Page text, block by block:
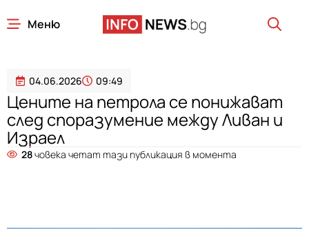
Меню
04.06.2026 09:49
Цените на петрола се понижават
след споразумение между Ливан и
Израел
28човека четат тази публикация в момента